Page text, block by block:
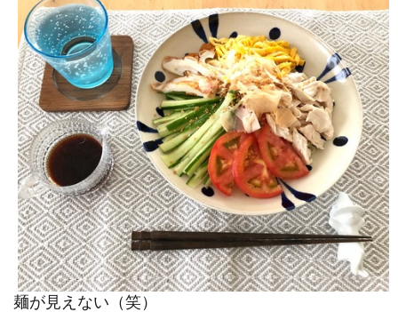
麺が見えない（笑）